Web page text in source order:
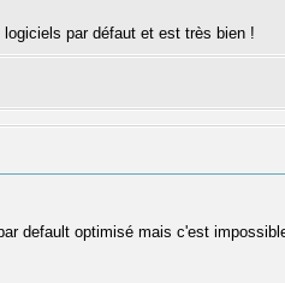
par défaut et est très bien !
default optimisé mais c'est